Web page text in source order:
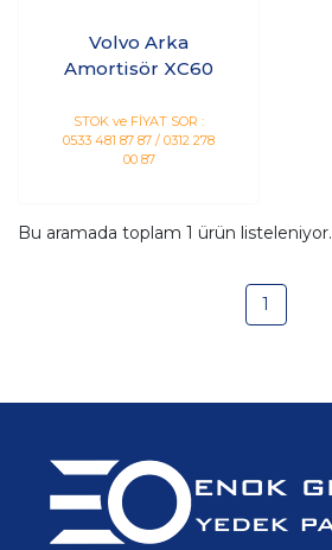
Volvo Arka
Amortisör XC60
STOK ve FİYAT SOR :
0533 481 87 87 / 0312 278
00 87
Bu aramada toplam 1 ürün listeleniyor.
1